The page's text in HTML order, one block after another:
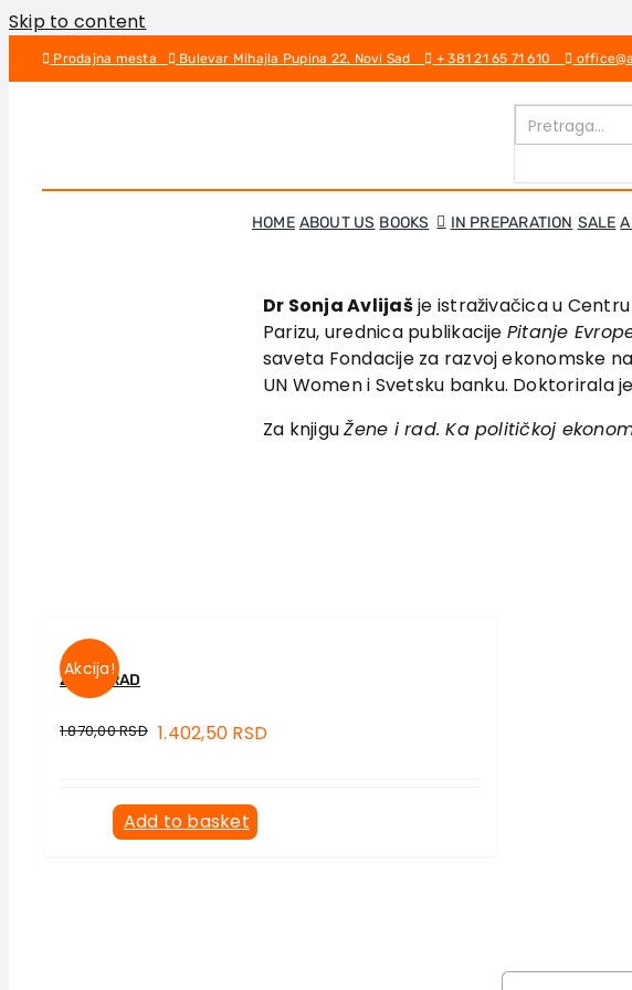
Skip to content
Prodajna mesta Bulevar Mihajla Pupina 22, Novi Sad + 381 21 65 71 610
HOME ABOUT US BOOKS IN PREPARATION SALE
Dr Sonja Avlijašje istraživačica u
Parizu, urednica publikacije Pitanje
saveta Fondacije za razvoj ekonomske
UN Women i Svetsku banku. Doktorirala
Za knjiguŽene i rad. Ka političkoj
Akcija!
ŽENE I RAD
1.870,00RSD 1.402,50 RSD
Add to basket